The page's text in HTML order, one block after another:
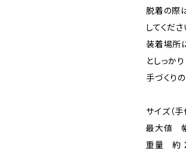
脱着の際
してくださ
装着場所
としっか
手づくり
サイズ（
最大値
重量 約